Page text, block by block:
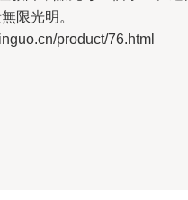
限光明。
product/76.html